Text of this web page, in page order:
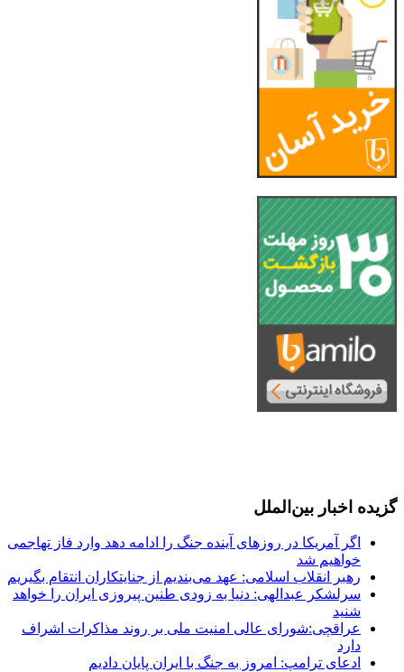
گزیده اخبار بین‌الملل
اگر آمریکا در روزهای آینده جنگ را ادامه دهد وارد فاز تهاجمی
خواهیم شد
رهبر انقلاب اسلامی: عهد می‌بندیم از جنایتکاران انتقام بگیریم
سرلشکر عبدالهی: دنیا به زودی طنین پیروزی ایران را خواهد
شنید
عراقچی:شورای عالی امنیت ملی بر روند مذاکرات اشراف
دارد
ادعای ترامپ: امروز به جنگ با ایران پایان دادیم